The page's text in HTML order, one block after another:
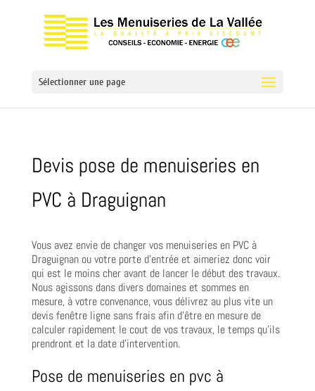
Sélectionner une page
Devis pose de menuiseries en
PVC à Draguignan
Vous avez envie de changer vos menuiseries en PVC à
Draguignan ou votre porte d’entrée et aimeriez donc voir
qui est le moins cher avant de lancer le début des travaux.
Nous agissons dans divers domaines et sommes en
mesure, à votre convenance, vous délivrez au plus vite un
devis fenêtre ligne sans frais afin d’être en mesure de
calculer rapidement le cout de vos travaux, le temps qu’ils
prendront et la date d’intervention.
Pose de menuiseries en pvc à